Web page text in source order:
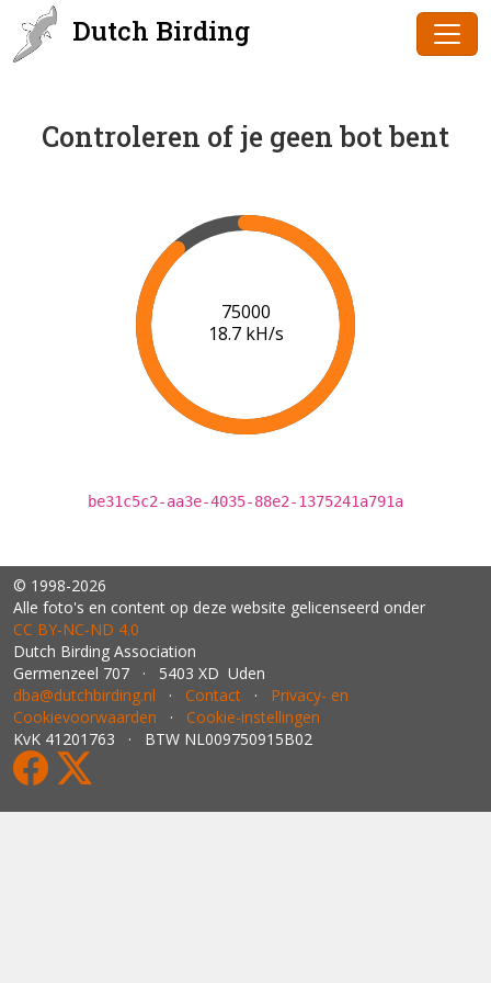
Dutch Birding
Controleren of je geen bot bent
77000
18.8 kH/s
be31c5c2-aa3e-4035-88e2-1375241a791a
© 1998-2026
Alle foto's en content op deze website gelicenseerd onder
CC BY‑NC‑ND 4.0
Dutch Birding Association
Germenzeel 707 · 5403 XD Uden
dba@dutchbirding.nl · Contact · Privacy- en
Cookievoorwaarden · Cookie-instellingen
KvK 41201763 · BTW NL009750915B02